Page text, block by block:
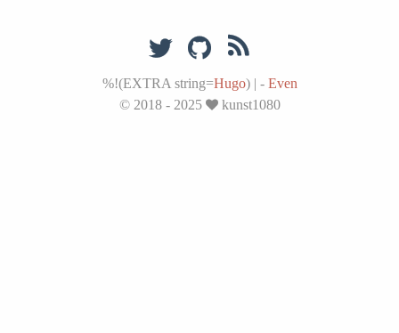
%!(EXTRA string=Hugo) | - Even
© 2018 - 2025
kunst1080